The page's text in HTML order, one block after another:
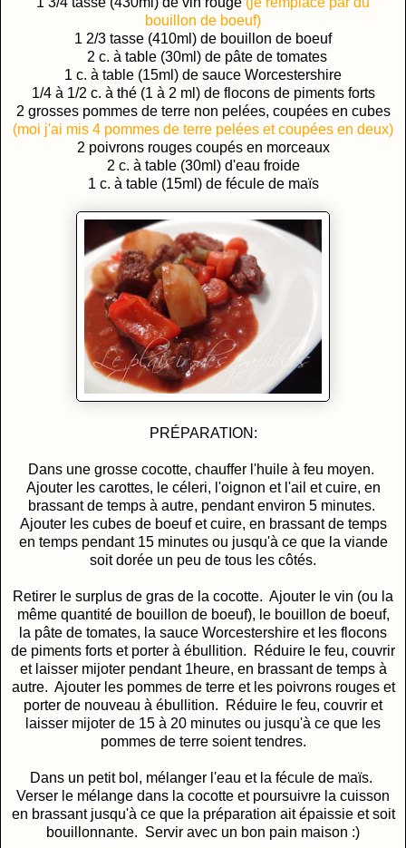
bouillon de boeuf)
1 2/3 tasse (410ml) de bouillon de boeuf
2 c. à table (30ml) de pâte de tomates
1 c. à table (15ml) de sauce Worcestershire
1/4 à 1/2 c. à thé (1 à 2 ml) de flocons de piments forts
2 grosses pommes de terre non pelées, coupées en cubes
(moi j'ai mis 4 pommes de terre pelées et coupées en deux)
2 poivrons rouges coupés en morceaux
2 c. à table (30ml) d'eau froide
1 c. à table (15ml) de fécule de maïs
PRÉPARATION:
Dans une grosse cocotte, chauffer l'huile à feu moyen.
Ajouter les carottes, le céleri, l'oignon et l'ail et cuire, en
brassant de temps à autre, pendant environ 5 minutes.
Ajouter les cubes de boeuf et cuire, en brassant de temps
en temps pendant 15 minutes ou jusqu'à ce que la viande
soit dorée un peu de tous les côtés.
Retirer le surplus de gras de la cocotte. Ajouter le vin (ou la
même quantité de bouillon de boeuf), le bouillon de boeuf,
la pâte de tomates, la sauce Worcestershire et les flocons
de piments forts et porter à ébullition. Réduire le feu, couvrir
et laisser mijoter pendant 1heure, en brassant de temps à
autre. Ajouter les pommes de terre et les poivrons rouges et
porter de nouveau à ébullition. Réduire le feu, couvrir et
laisser mijoter de 15 à 20 minutes ou jusqu'à ce que les
pommes de terre soient tendres.
Dans un petit bol, mélanger l'eau et la fécule de maïs.
Verser le mélange dans la cocotte et poursuivre la cuisson
en brassant jusqu'à ce que la préparation ait épaissie et soit
bouillonnante. Servir avec un bon pain maison :)